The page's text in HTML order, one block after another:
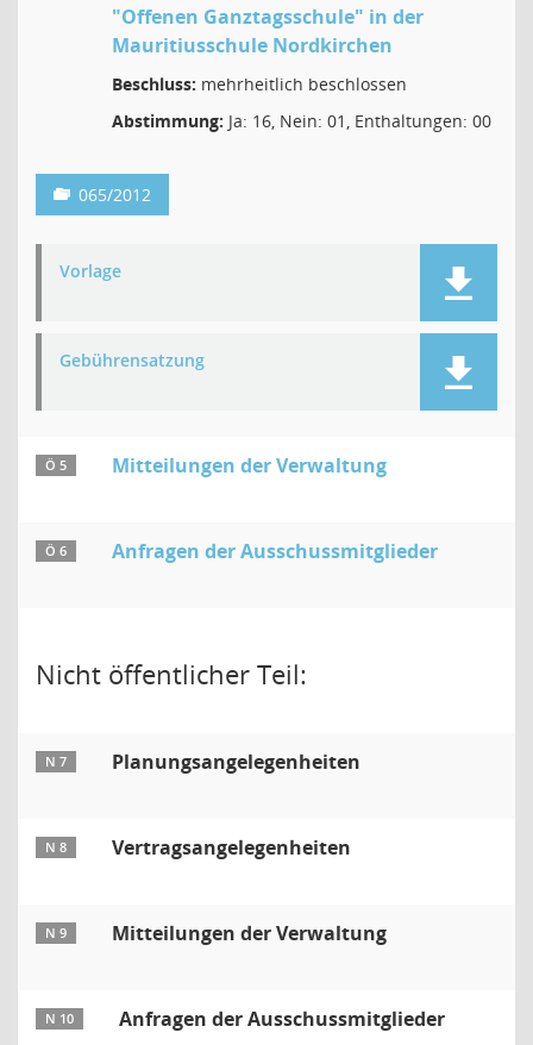
"Offenen Ganztagsschule" in der
Mauritiusschule Nordkirchen
Beschluss: mehrheitlich beschlossen
Abstimmung: Ja: 16, Nein: 01, Enthaltungen: 00
065/2012
Vorlage
Gebührensatzung
Ö 5 Mitteilungen der Verwaltung
Ö 6 Anfragen der Ausschussmitglieder
Nicht öffentlicher Teil:
N 7 Planungsangelegenheiten
N 8 Vertragsangelegenheiten
N 9 Mitteilungen der Verwaltung
N 10 Anfragen der Ausschussmitglieder